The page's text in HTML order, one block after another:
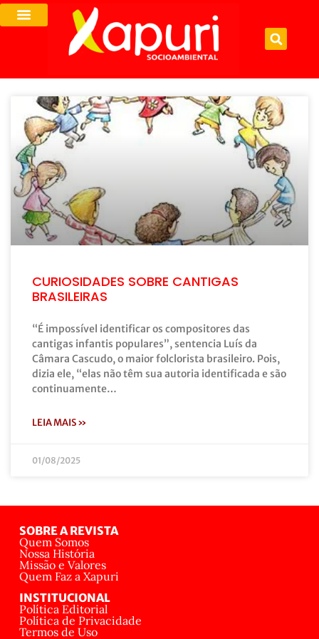
CURIOSIDADES SOBRE CANTIGAS
BRASILEIRAS
“É impossível identificar os compositores das
cantigas infantis populares”, sentencia Luís da
Câmara Cascudo, o maior folclorista brasileiro. Pois,
dizia ele, “elas não têm sua autoria identificada e são
continuamente…
LEIA MAIS »
01/08/2025
SOBRE A REVISTA
Quem Somos
Nossa História
Missão e Valores
Quem Faz a Xapuri
INSTITUCIONAL
Política Editorial
Política de Privacidade
Termos de Uso